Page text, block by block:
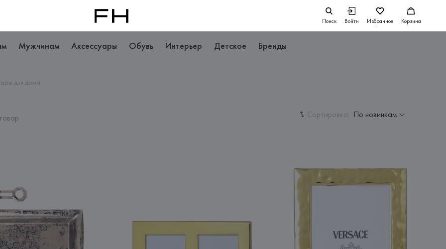
Поиск Войти Избранное Корзина
Мужчинам Аксессуары Обувь Интерьер Детское Бренды
для дома
Сортировка: По новинкам